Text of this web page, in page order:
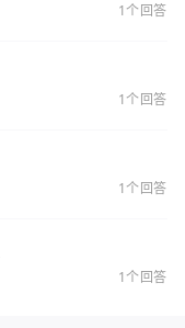
1个回答
1个回答
1个回答
1个回答